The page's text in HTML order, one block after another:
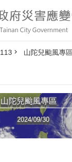
113 山陀兒颱風專
山陀兒颱風專區
2024/09/30